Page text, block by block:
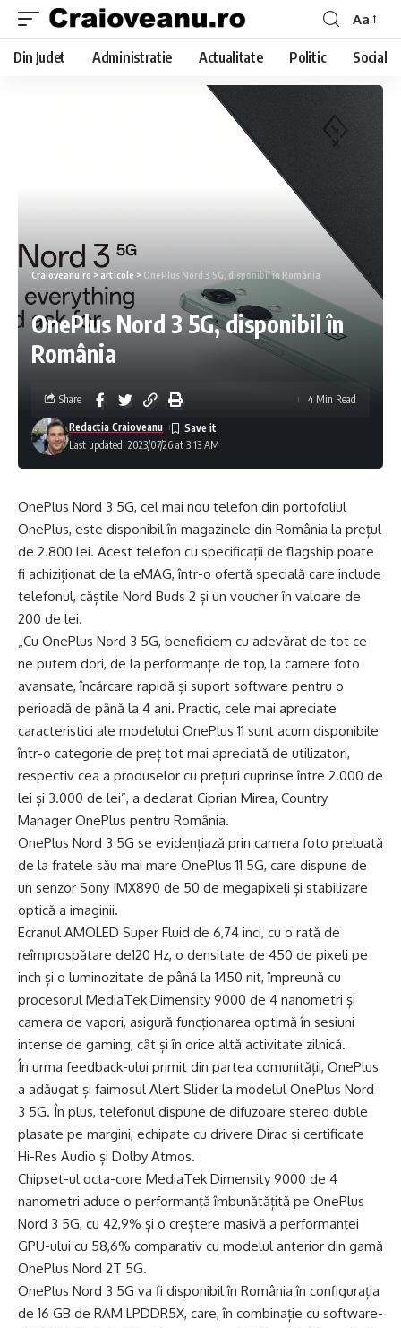
Aa
Din Judet Administratie Actualitate Politic Social
Craioveanu.ro > articole > OnePlus Nord 3 5G, disponibil în România
OnePlus Nord 3 5G, disponibil în
România
Last updated: 2023/07/26 at 3:13 AM
Redactia Craioveanu
Share 4 Min Read
OnePlus Nord 3 5G, cel mai nou telefon din portofoliul
OnePlus, este disponibil în magazinele din România la prețul
de 2.800 lei. Acest telefon cu specificații de flagship poate
fi achiziționat de la eMAG, într-o ofertă specială care include
telefonul, căștile Nord Buds 2 și un voucher în valoare de
200 de lei.
„Cu OnePlus Nord 3 5G, beneficiem cu adevărat de tot ce
ne putem dori, de la performanțe de top, la camere foto
avansate, încărcare rapidă și suport software pentru o
perioadă de până la 4 ani. Practic, cele mai apreciate
caracteristici ale modelului OnePlus 11 sunt acum disponibile
într-o categorie de preț tot mai apreciată de utilizatori,
respectiv cea a produselor cu prețuri cuprinse între 2.000 de
lei și 3.000 de lei”, a declarat Ciprian Mirea, Country
Manager OnePlus pentru România.
OnePlus Nord 3 5G se evidențiază prin camera foto preluată
de la fratele său mai mare OnePlus 11 5G, care dispune de
un senzor Sony IMX890 de 50 de megapixeli și stabilizare
optică a imaginii.
Ecranul AMOLED Super Fluid de 6,74 inci, cu o rată de
reîmprospătare de120 Hz, o densitate de 450 de pixeli pe
inch și o luminozitate de până la 1450 nit, împreună cu
procesorul MediaTek Dimensity 9000 de 4 nanometri și
camera de vapori, asigură funcționarea optimă în sesiuni
intense de gaming, cât și în orice altă activitate zilnică.
În urma feedback-ului primit din partea comunității, OnePlus
a adăugat și faimosul Alert Slider la modelul OnePlus Nord
3 5G. În plus, telefonul dispune de difuzoare stereo duble
plasate pe margini, echipate cu drivere Dirac și certificate
Hi-Res Audio și Dolby Atmos.
Chipset-ul octa-core MediaTek Dimensity 9000 de 4
nanometri aduce o performanță îmbunătățită pe OnePlus
Nord 3 5G, cu 42,9% și o creștere masivă a performanței
GPU-ului cu 58,6% comparativ cu modelul anterior din gamă
OnePlus Nord 2T 5G.
OnePlus Nord 3 5G va fi disponibil în România în configurația
de 16 GB de RAM LPDDR5X, care, în combinație cu software-